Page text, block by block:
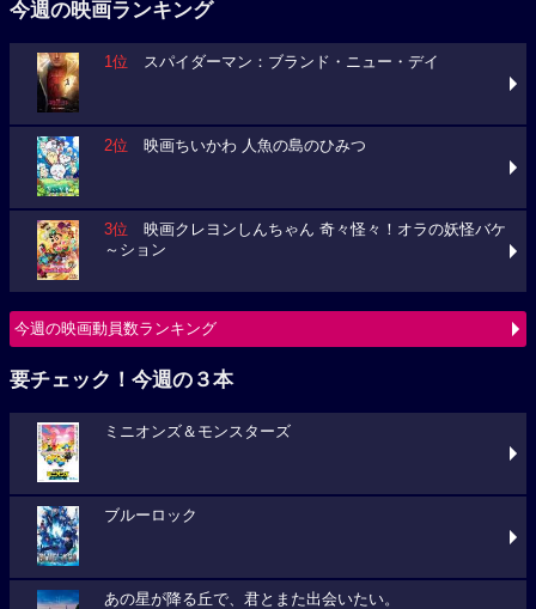
今週の映画ランキング
1位 スパイダーマン：ブランド・ニュー・デイ
2位 映画ちいかわ 人魚の島のひみつ
3位 映画クレヨンしんちゃん 奇々怪々！オラの妖怪バケ
～ション
今週の映画動員数ランキング
要チェック！今週の３本
ミニオンズ＆モンスターズ
ブルーロック
あの星が降る丘で、君とまた出会いたい。